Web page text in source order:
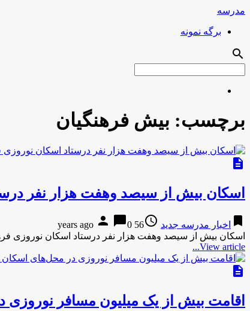
مدرسه
برگه نمونه
search
برچسب: بیش فرهنگیان
description
اسکان بیش از سیصد وهفت هزار نفر
bookmark اخبار مدرسه جدید access_time
56 years ago
person chat_bubble0
اسکان بیش از سیصد وهفت هزار نفر درستاد اسکان نوروزی فرهنگیان یزدباشگاه
View article...
description
اقامت بیش از یک میلیون مسافر